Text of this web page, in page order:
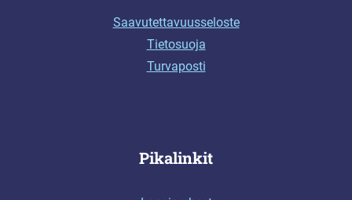
Saavutettavuusseloste
Tietosuoja
Turvaposti
Pikalinkit